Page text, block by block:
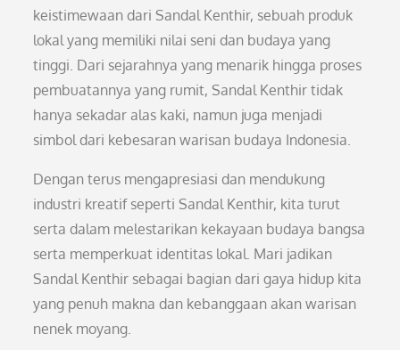
keistimewaan dari Sandal Kenthir, sebuah produk
lokal yang memiliki nilai seni dan budaya yang
tinggi. Dari sejarahnya yang menarik hingga proses
pembuatannya yang rumit, Sandal Kenthir tidak
hanya sekadar alas kaki, namun juga menjadi
simbol dari kebesaran warisan budaya Indonesia.
Dengan terus mengapresiasi dan mendukung
industri kreatif seperti Sandal Kenthir, kita turut
serta dalam melestarikan kekayaan budaya bangsa
serta memperkuat identitas lokal. Mari jadikan
Sandal Kenthir sebagai bagian dari gaya hidup kita
yang penuh makna dan kebanggaan akan warisan
nenek moyang.